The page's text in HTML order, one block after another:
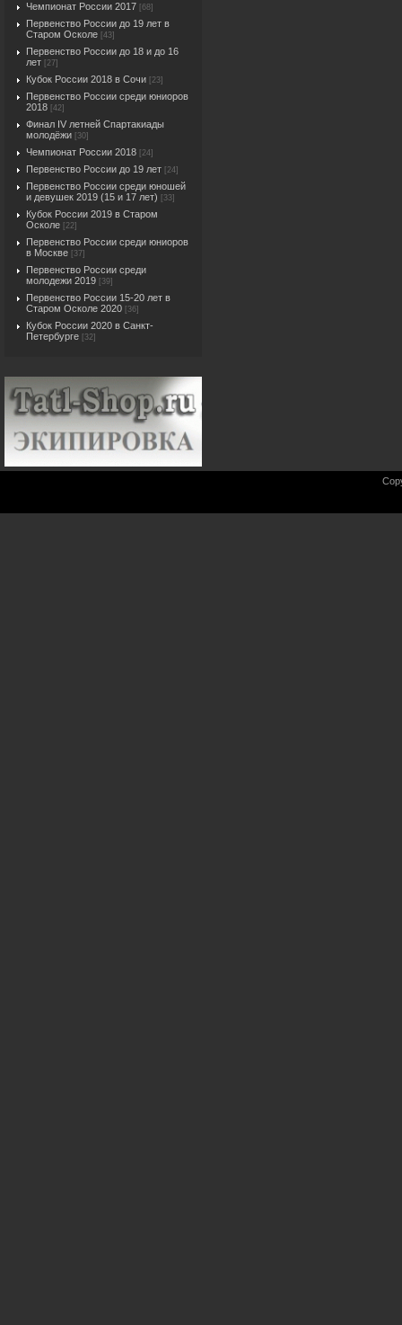
Чемпионат России 2017 [68]
Первенство России до 19 лет в
Старом Осколе [43]
Первенство России до 18 и до 16
лет [27]
Кубок России 2018 в Сочи [23]
Первенство России среди юниоров
2018 [42]
Финал IV летней Спартакиады
молодёжи [30]
Чемпионат России 2018 [24]
Первенство России до 19 лет [24]
Первенство России среди юношей
и девушек 2019 (15 и 17 лет)
[33]
Кубок России 2019 в Старом
Осколе [22]
Первенство России среди юниоров
в Москве [37]
Первенство России среди
молодежи 2019 [39]
Первенство России 15-20 лет в
Старом Осколе 2020 [36]
Кубок России 2020 в Санкт-
Петербурге [32]